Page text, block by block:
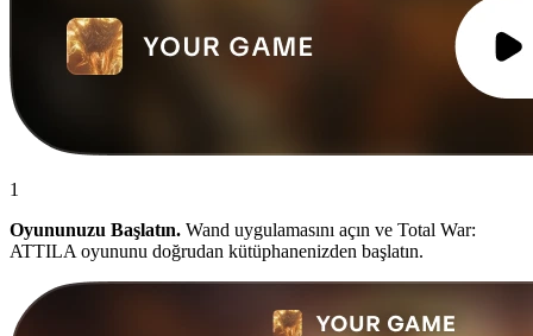
1
Oyununuzu Başlatın. Wand uygulamasını açın ve Total War:
ATTILA oyununu doğrudan kütüphanenizden başlatın.